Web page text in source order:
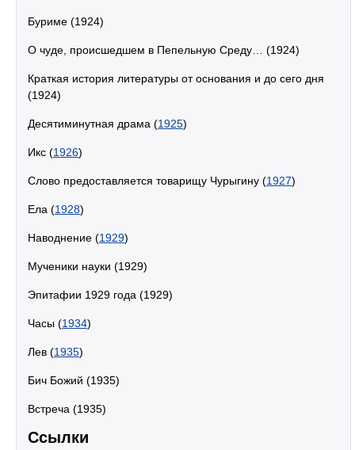
Буриме (1924)
О чуде, происшедшем в Пепельную Среду… (1924)
Краткая история литературы от основания и до сего дня
(1924)
Десятиминутная драма (1925)
Икс (1926)
Слово предоставляется товарищу Чурыгину (1927)
Ела (1928)
Наводнение (1929)
Мученики науки (1929)
Эпитафии 1929 года (1929)
Часы (1934)
Лев (1935)
Бич Божий (1935)
Встреча (1935)
Ссылки